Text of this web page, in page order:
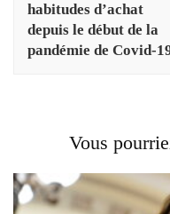
habitudes d’achat
depuis le début de la
pandémie de Covid-
Vous